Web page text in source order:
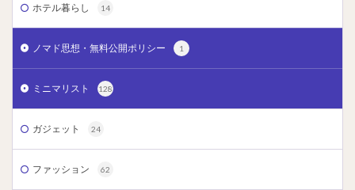
ホテル暮らし 14
ノマド思想・無料公開ポリシー 1
ミニマリスト 128
ガジェット 24
ファッション 62